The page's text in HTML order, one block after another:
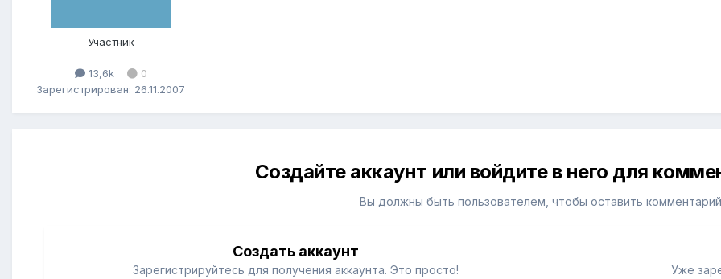
Участник
13,6k
0
Зарегистрирован: 26.11.2007
Создайте аккаунт или войдите в него для
Вы должны быть пользователем, чтобы оставить комментарий
Создать аккаунт
Зарегистрируйтесь для получения аккаунта. Это просто! Уже